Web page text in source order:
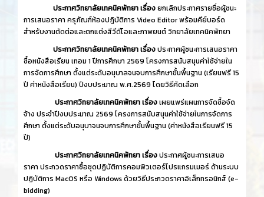
ประกาศวิทยาลัยเทคนิคพัทยา เรื่องยกเลิกประกาศรายชื่อผู้ชนะ
การเสนอราคา ครุภัณฑ์ห้องปฎิบัติการ Video Editor พร้อมคีย์บอร์ด
สำหรับงานตัดต่อและตกแต่งสีวีดีโอและภาพยนต์ วิทยาลัยเทคนิคพัทยา
ประกาศวิทยาลัยเทคนิคพัทยา เรื่องประกาศผู้ชนะการเสนอราคา
ซื้อหนังสือเรียน เทอม 1 ปีการศึกษา 2569 โครงการสนับสนุนค่าใช้จ่ายใน
การจัดการศึกษา ตั้งแต่ระดับอนุบาลจนจบการศึกษาขั้นพื้นฐาน (เรียนฟรี 15
ปี ค่าหนังสือเรียน) ปีงบประมาณ พ.ศ.2569 โดยวิธีคัดเลือก
ประกาศวิทยาลัยเทคนิคพัทยา เรื่องเผยแพร่แผนการจัดซื้อจัด
จ้าง ประจำปีงบประมาณ 2569 โครงการสนับสนุนค่าใช้จ่ายในการจัดการ
ศึกษา ตั้งแต่ระดับอนุบาจนจบการศึกษาขั้นพื้นฐาน (ค่าหนังสือเรียนฟรี 15
ปี)
ประกาศวิทยาลัยเทคนิคพัทยา เรื่องประกาศผู้ชนะการเสนอ
ราคา ประกวดราคาซื้อชุดปฏิบัติการคอมพิวเตอร์โปรแกรมเมอร์ ด้านระบบ
ปฏิบัติการ MacOS หรือ Windows ด้วยวิธีประกวดราคาอิเล็กทรอนิกส์ (e-
bidding)